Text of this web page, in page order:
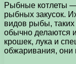
Рыбные котлеты
рыбных закусок.
видов рыбы, таких
обычно делаются
крошек, лука и
обжаривания, они